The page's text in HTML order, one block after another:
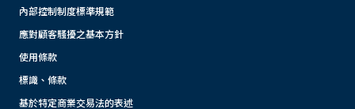
內部控制制度標準規範
應對顧客騷擾之基本方針
使用條款
標識、條款
基於特定商業交易法的表述